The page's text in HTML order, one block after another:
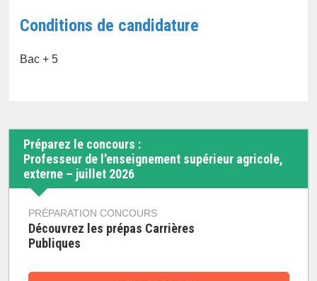
Conditions de candidature
Bac + 5
Préparez le concours :
Professeur de l'enseignement supérieur agricole,
externe – juillet 2026
PRÉPARATION CONCOURS
Découvrez les prépas Carrières
Publiques